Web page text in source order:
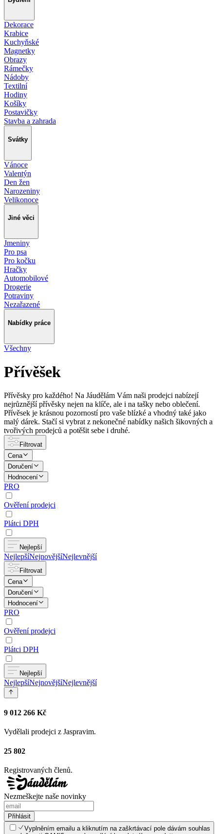
Dekorace
Krabice
Kuchyňské
Magnetky
Obrazy
Rámečky
Nádoby
Textilní
Hodiny
Košíky
Postavičky
Stavba a zahrada
Svátky
Vánoce
Valentýn
Den žen
Narozeniny
Velikonoce
Jiné věci
Jmeniny
Pro psa
Pro kočku
Hračky
Automobilové
Drogerie
Potraviny
Nezařazené
Nabídky práce
Všechny
Přívěšek
Přívěsky pro každého! Na Jáudělám Vám naši prodejci nabízejí
nejrůznější přívěsky nejen na klíče, ale i na tašky nebo oblečení.
Přívěsek je krásnou pozorností pro vaše blízké a vhodný také jako
malý dárek. Stačí si vybrat z nekonečné nabídky našich šikovných a
tvořivých prodejců a potěšit sebe i druhé.
Filtrovat
Cena
Doručení
Hodnocení
PRO
Ověření prodejci
Plátci DPH
Nejlepší
NejlepšíNejnovějšíNejlevnější
Filtrovat
Cena
Doručení
Hodnocení
PRO
Ověření prodejci
Plátci DPH
Nejlepší
NejlepšíNejnovějšíNejlevnější
9 012 266 Kč
Vydělali prodejci z Jaspravim.
25 802
Registrovaných členů.
Nezmeškejte naše novinky
Přihlásit
Vyplněním emailu a kliknutím na zaškrtávací pole dávám souhlas